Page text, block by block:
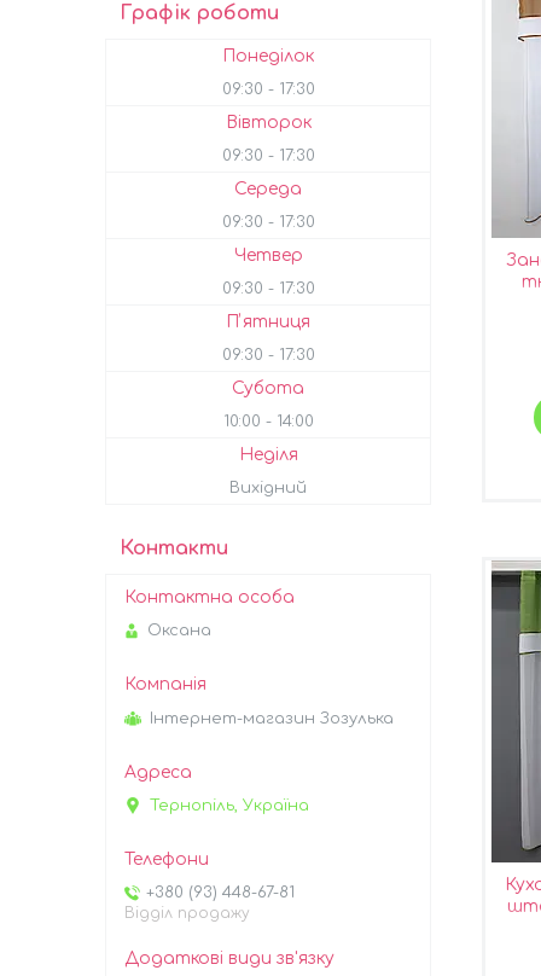
Графік роботи
Понеділок
09:30 17:30
Вівторок
09:30 17:30
Середа
09:30 17:30
Четвер
09:30 17:30
Пʼятниця
09:30 17:30
Субота
10:00 14:00
Неділя
Вихідний
Контакти
Оксана
Інтернет-магазин Зозулька
Тернопіль, Україна
+380 (93) 448-67-81
Відділ продажу